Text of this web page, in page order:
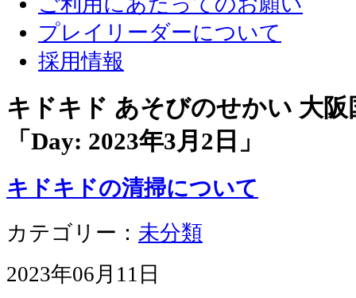
プレイリーダーについて
採用情報
キドキド あそびのせかい 大
「Day: 2023年3月2日 」
キドキドの清掃について
カテゴリー： 未分類
2023年06月11日